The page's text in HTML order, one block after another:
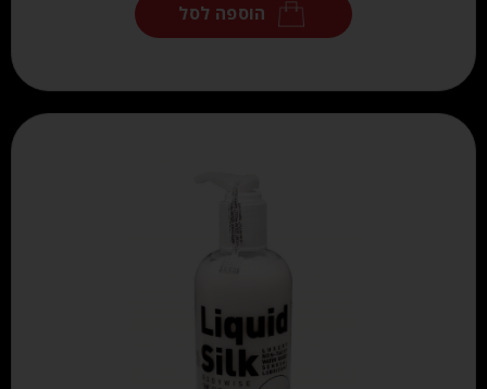
הוספה לסל